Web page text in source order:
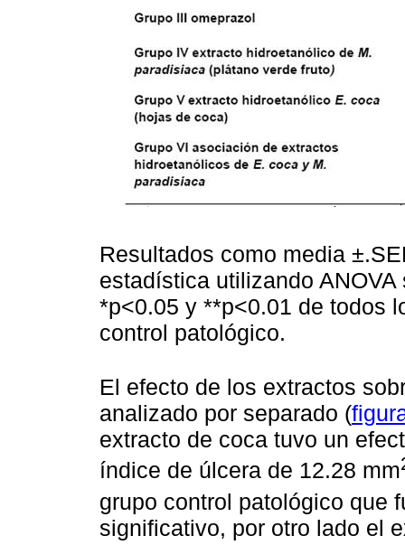
Resultados como media
estadística utilizando
*p<0.05 y **p<0.01 de todos
control patológico.
El efecto de los extractos
analizado por separado (
extracto de coca tuvo un
índice de úlcera de 12.28 mm
grupo control patológico que
significativo, por otro lado el